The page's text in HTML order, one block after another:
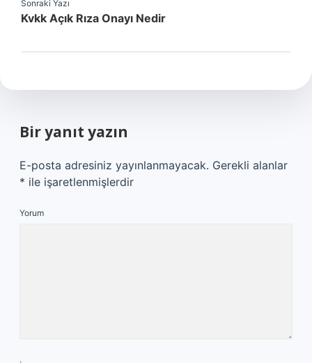
Sonraki Yazı
Kvkk Açık Rıza Onayı Nedir
Bir yanıt yazın
E-posta adresiniz yayınlanmayacak. Gerekli alanlar
* ile işaretlenmişlerdir
Yorum